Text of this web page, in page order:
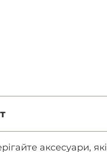
аксесуари, які